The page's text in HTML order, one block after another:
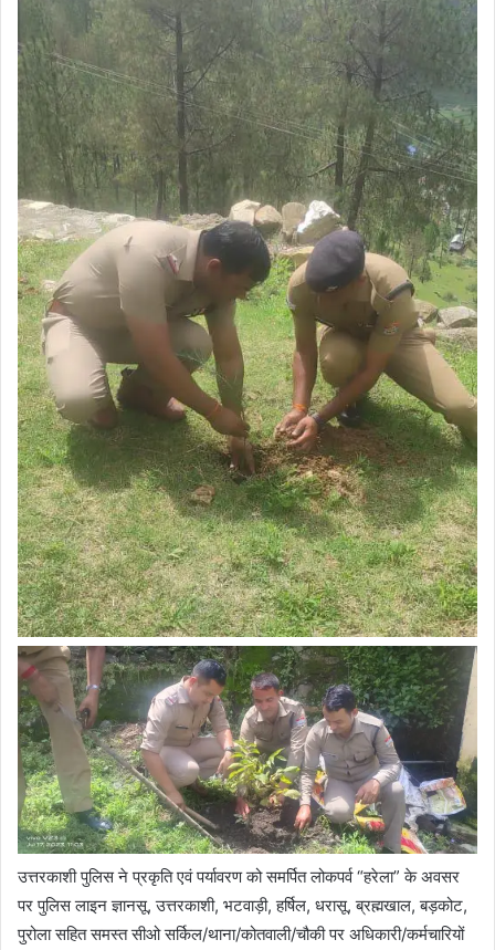
उत्तरकाशी पुलिस ने प्रकृति एवं पर्यावरण को समर्पित लोकपर्व “हरेला” के अवसर
पर पुलिस लाइन ज्ञानसू, उत्तरकाशी, भटवाड़ी, हर्षिल, धरासू, ब्रह्मखाल, बड़कोट,
पुरोला सहित समस्त सीओ सर्किल/थाना/कोतवाली/चौकी पर अधिकारी/कर्मचारियों